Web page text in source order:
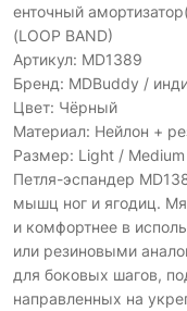
енточный
(LOOP BAND)
Артикул: MD1389
Бренд: MDBuddy /
Цвет: Чёрный
Материал: Нейлон +
Размер: Light /
Петля-эспандер
мышц ног и ягодиц.
и комфортнее в
или резиновыми
для боковых шагов,
направленных на